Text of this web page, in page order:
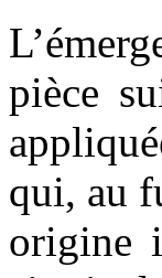
pièce
qui, au
origine